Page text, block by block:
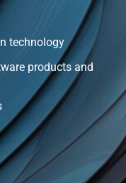
technology
products and